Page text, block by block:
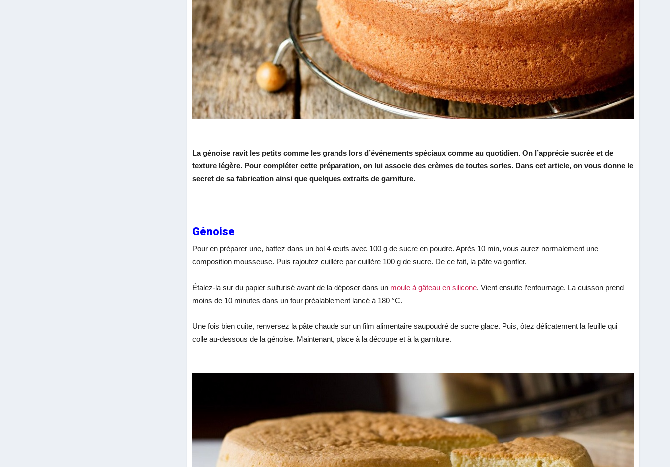
La génoise ravit les petits comme les grands lors d’événements spéciaux comme au quotidien. On l’apprécie sucrée et de
texture légère. Pour compléter cette préparation, on lui associe des crèmes de toutes sortes. Dans cet article, on vous donne le
secret de sa fabrication ainsi que quelques extraits de garniture.
Génoise
Pour en préparer une, battez dans un bol 4 œufs avec 100 g de sucre en poudre. Après 10 min, vous aurez normalement une
composition mousseuse. Puis rajoutez cuillère par cuillère 100 g de sucre. De ce fait, la pâte va gonfler.
Étalez-la sur du papier sulfurisé avant de la déposer dans un moule à gâteau en silicone. Vient ensuite l’enfournage. La cuisson prend
moins de 10 minutes dans un four préalablement lancé à 180 °C.
Une fois bien cuite, renversez la pâte chaude sur un film alimentaire saupoudré de sucre glace. Puis, ôtez délicatement la feuille qui
colle au-dessous de la génoise. Maintenant, place à la découpe et à la garniture.